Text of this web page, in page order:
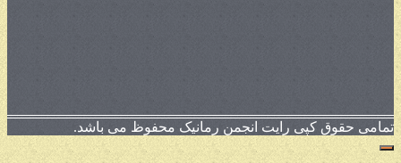
تمامی حقوق کپی رایت انجمن رمانیک محفوظ می باشد.